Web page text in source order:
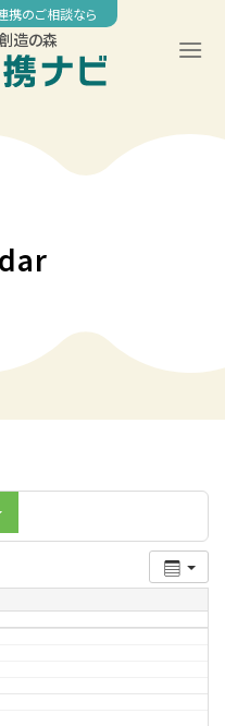
携のご相談なら
造の森